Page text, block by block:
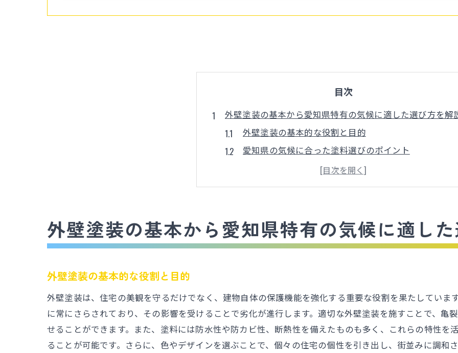
目次
外壁塗装の基本から愛知県特有の気候に適した選び方を解
外壁塗装の基本的な役割と目的
愛知県の気候に合った塗料選びのポイント
外壁材の種類とそれぞれの特徴
愛知県で選ばれる塗料のトレンド
外壁塗装による住宅の価値向上
耐久性を高める外壁塗装: 愛知県での適切な塗料の選び方
紫外線に強い塗料の重要性
防水性能を高めるための塗料選び
愛知県特有の気候に適した塗料の特性
実際の施工事例から学ぶ塗料選びのコツ
外壁塗装の基本から愛知県特有の気候に適し
外壁塗装の基本的な役割と目的
外壁塗装は、住宅の美観を守るだけでなく、建物自体の保護機能を強化する重要な役割を果たしていま
に常にさらされており、その影響を受けることで劣化が進行します。適切な外壁塗装を施すことで、亀
せることができます。また、塗料には防水性や防カビ性、断熱性を備えたものも多く、これらの特性を
ることが可能です。さらに、色やデザインを選ぶことで、個々の住宅の個性を引き出し、街並みに調和